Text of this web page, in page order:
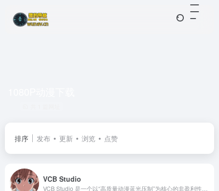
排序 发布 更新 浏览 点赞
VCB Studio